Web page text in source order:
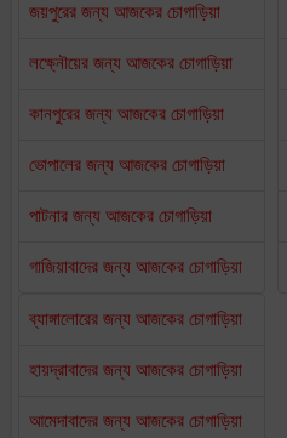
জয়পুরের জন্য আজকের চোগাড়িয়া
লক্ষ্নৌয়ের জন্য আজকের চোগাড়িয়া
কানপুরের জন্য আজকের চোগাড়িয়া
ভোপালের জন্য আজকের চোগাড়িয়া
পাটনার জন্য আজকের চোগাড়িয়া
গাজিয়াবাদের জন্য আজকের চোগাড়িয়া
ব্যাঙ্গালোরের জন্য আজকের চোগাড়িয়া
হায়দ্রাবাদের জন্য আজকের চোগাড়িয়া
আমেদাবাদের জন্য আজকের চোগাড়িয়া